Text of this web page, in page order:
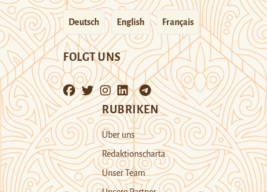
Deutsch English Français
FOLGT UNS
RUBRIKEN
Über uns
Redaktionscharta
Unser Team